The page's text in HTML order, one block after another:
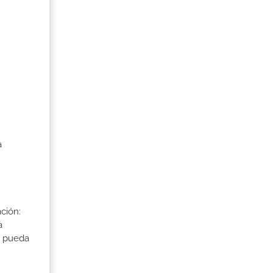
pueda